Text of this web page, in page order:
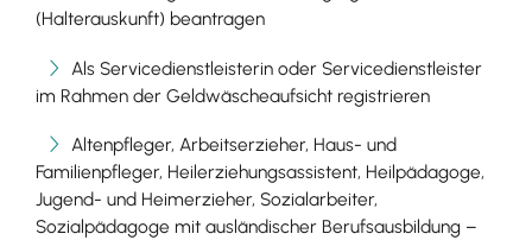
(Halterauskunft) beantragen
Als Servicedienstleisterin oder Servicedienstleister
im Rahmen der Geldwäscheaufsicht registrieren
Altenpfleger, Arbeitserzieher, Haus- und
Familienpfleger, Heilerziehungsassistent, Heilpädagoge,
Jugend- und Heimerzieher, Sozialarbeiter,
Sozialpädagoge mit ausländischer Berufsausbildung –